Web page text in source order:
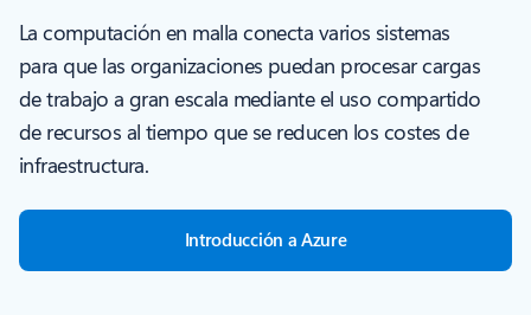
La computación en malla conecta varios sistemas
para que las organizaciones puedan procesar cargas
de trabajo a gran escala mediante el uso compartido
de recursos al tiempo que se reducen los costes de
infraestructura.
Introducción a Azure